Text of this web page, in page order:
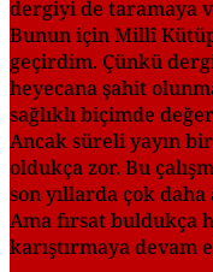
dergiyi de taramaya
Bunun için Millî
geçirdim. Çünkü
heyecana şahit
sağlıklı biçimde
Ancak süreli yayın
oldukça zor. Bu
son yıllarda çok
Ama fırsat buldukça
karıştırmaya devam